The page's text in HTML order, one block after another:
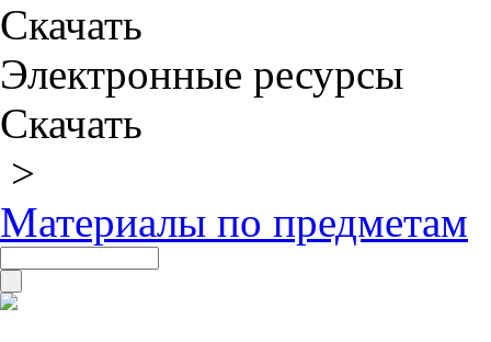
Скачать
Электронные ресурсы
Скачать
>
Материалы по предметам